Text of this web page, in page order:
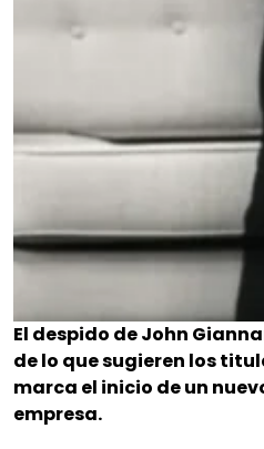
El despido de John
de lo que sugieren los
marca el inicio de un
empresa.